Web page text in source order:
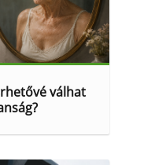
válhat